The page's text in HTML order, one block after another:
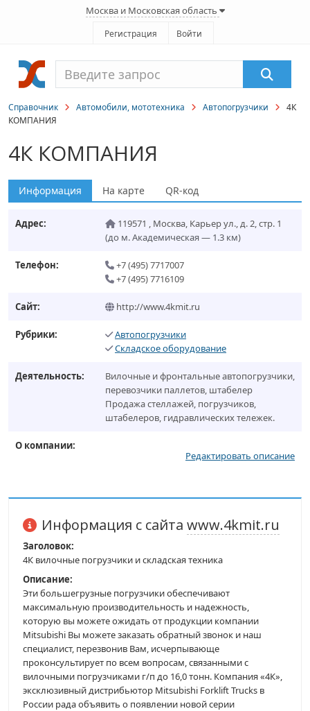
Москва и Московская область
Регистрация Войти
Справочник Автомобили, мототехника Автопогрузчики
4К
КОМПАНИЯ
4К КОМПАНИЯ
Информация На карте QR-код
Адрес: 119571 , Москва, Карьер ул., д. 2, стр. 1
(до м. Академическая — 1.3 км)
Телефон:
+7 (495) 7717007
+7 (495) 7716109
Сайт: http://www.4kmit.ru
Рубрики:
Автопогрузчики
Складское оборудование
Деятельность:
Вилочные и фронтальные автопогрузчики,
перевозчики паллетов, штабелер
Продажа стеллажей, погрузчиков,
штабелеров, гидравлических тележек.
О компании:
Редактировать описание
Информация с сайта www.4kmit.ru
Заголовок:
4К вилочные погрузчики и складская техника
Описание:
Эти большегрузные погрузчики обеспечивают
максимальную производительность и надежность,
которую вы можете ожидать от продукции компании
Mitsubishi Вы можете заказать обратный звонок и наш
специалист, перезвонив Вам, исчерпывающе
проконсультирует по всем вопросам, связанными с
вилочными погрузчиками г/п до 16,0 тонн. Компания «4К»,
эксклюзивный дистрибьютор Mitsubishi Forklift Trucks в
России рада объявить о появлении новой серии